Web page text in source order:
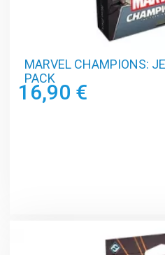
MARVEL CHAMPIONS:
PACK
16,90 €